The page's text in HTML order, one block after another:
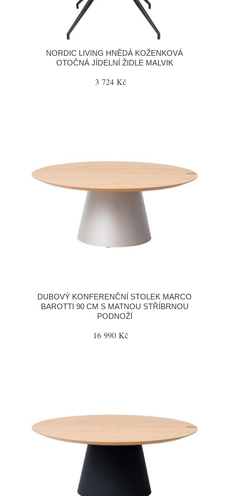
NORDIC LIVING HNĚDÁ KOŽENKOVÁ
OTOČNÁ JÍDELNÍ ŽIDLE MALVIK
3 724 Kč
DUBOVÝ KONFERENČNÍ STOLEK MARCO
BAROTTI 90 CM S MATNOU STŘÍBRNOU
PODNOŽÍ
16 990 Kč